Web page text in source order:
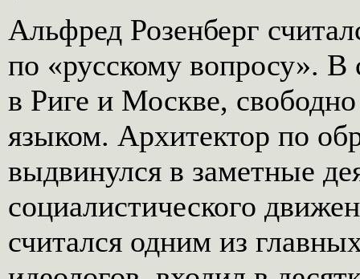
Альфред Розенберг
по «русскому вопросу». В
в Риге и Москве,
языком. Архитектор по
выдвинулся в заметные
социалистического
считался одним из